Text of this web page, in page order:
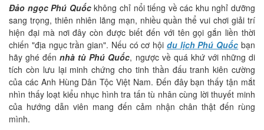
Đảo ngọc Phú Quốckhông chỉ nổi tiếng về các khu nghỉ dưỡng
sang trọng, thiên nhiên lãng mạn, nhiều quần thể vui chơi giải trí
hiện đại mà nơi đây còn được biết đến với tên gọi gắn liền thời
chiến "địa ngục trần gian". Nếu có cơ hội du lịch Phú Quốc bạn
hãy ghé đếnnhà tù Phú Quốc, ngược về quá khứ với những di
tích còn lưu lại minh chứng cho tinh thần đấu tranh kiên cường
của các Anh Hùng Dân Tộc Việt Nam. Đến đây bạn thấy tận mắt
nhìn thấy loạt kiểu nhục hình tra tấn tù nhân cùng lời thuyết minh
của hướng dẫn viên mang đến cảm nhận chân thật đến rùng
mình.